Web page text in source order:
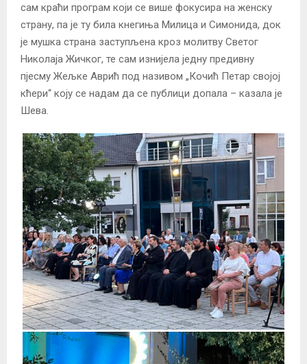
сам краћи програм који се више фокусира на женску
страну, па је ту била кнегиња Милица и Симонида, док
је мушка страна заступљена кроз молитву Светог
Николаја Жичког, те сам изнијела једну предивну
пјесму Жељке Аврић под називом „Кочић Петар својој
кћери“ коју се надам да се публици допала – казала је
Шева.